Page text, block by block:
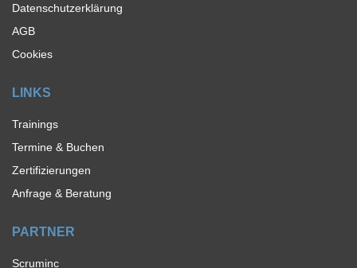
Datenschutzerklärung
AGB
Cookies
LINKS
Trainings
Termine & Buchen
Zertifizierungen
Anfrage & Beratung
PARTNER
Scruminc